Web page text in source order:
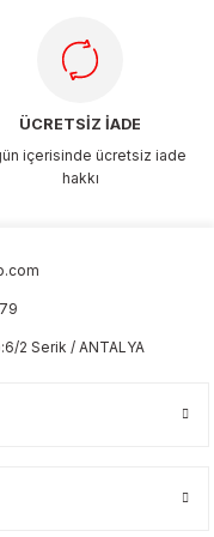
ÜCRETSİZ İADE
içerisinde ücretsiz iade
hakkı
2 Serik / ANTALYA